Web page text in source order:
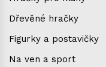
Dřevěné hračky
Figurky a postavičky
Na ven a sport